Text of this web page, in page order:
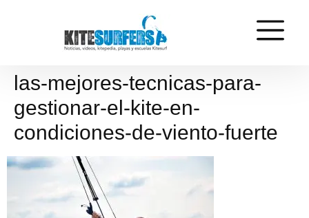
las-mejores-tecnicas-para-
gestionar-el-kite-en-
condiciones-de-viento-fuerte